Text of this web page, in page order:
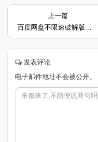
上一篇
百度网盘不限速破解版丨速盘speedpan最新版
发表评论
电子邮件地址不会被公开。